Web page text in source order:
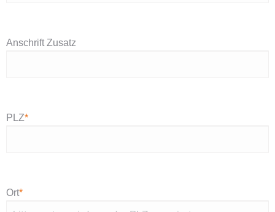
Anschrift Zusatz
PLZ*
Ort*